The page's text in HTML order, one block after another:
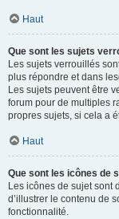
Haut
Que sont les sujets
Les sujets verrouillés
plus répondre et dans
Les sujets peuvent être
forum pour de multiples
propres sujets, si cela a
Haut
Que sont les icônes de
Les icônes de sujet sont
d’illustrer le contenu de
fonctionnalité.